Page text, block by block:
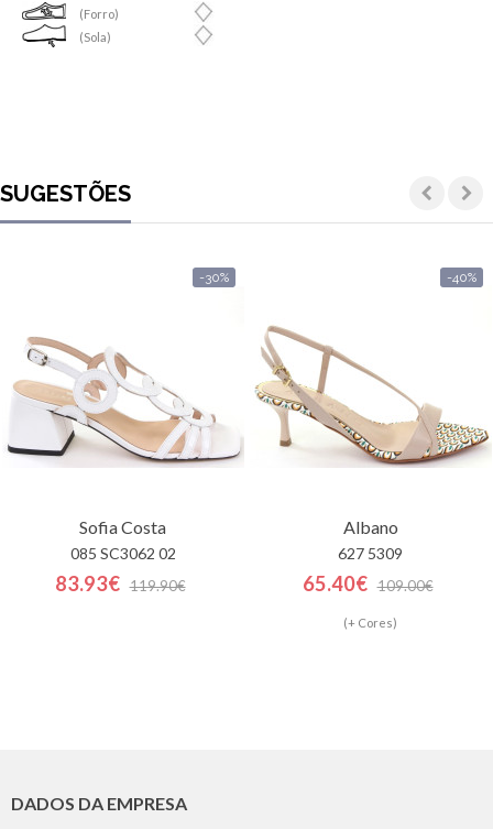
(Forro)
(Sola)
SUGESTÕES
-30%
Sofia Costa
085 SC3062 02
83.93€ 119.90€
-40%
Albano
627 5309
65.40€ 109.00€
(+ Cores)
DADOS DA EMPRESA